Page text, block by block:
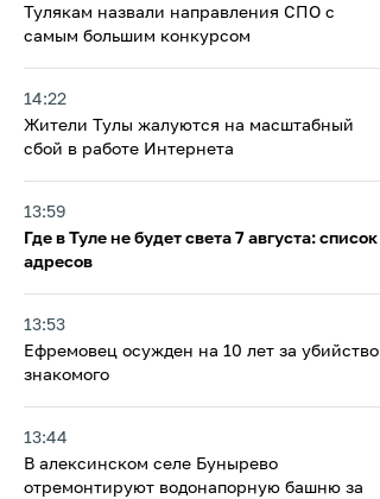
Тулякам назвали направления СПО с
самым большим конкурсом
14:22
Жители Тулы жалуются на масштабный
сбой в работе Интернета
13:59
Где в Туле не будет света 7 августа: список
адресов
13:53
Ефремовец осужден на 10 лет за убийство
знакомого
13:44
В алексинском селе Бунырево
отремонтируют водонапорную башню за